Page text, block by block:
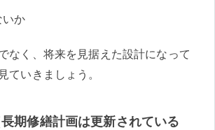
いか
なく、将来を見据えた設計になって
ていきましょう。
期修繕計画は更新されている